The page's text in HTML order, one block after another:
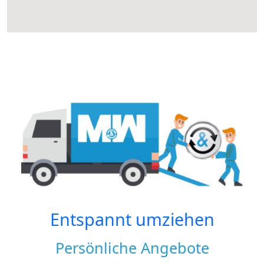
Entspannt umziehen
Persönliche Angebote